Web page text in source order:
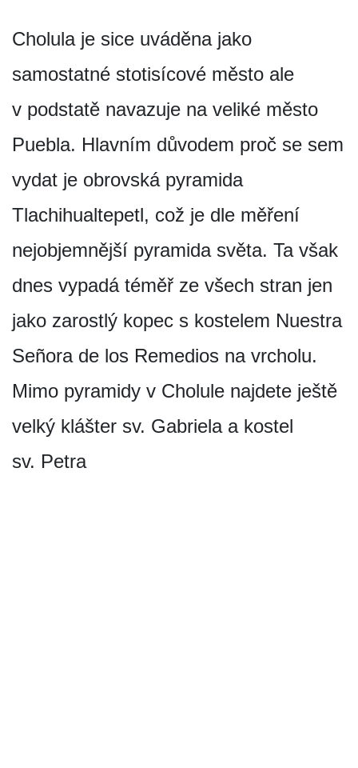
Cholula je sice uváděna jako
samostatné stotisícové město ale
v podstatě navazuje na veliké město
Puebla. Hlavním důvodem proč se sem
vydat je obrovská pyramida
Tlachihualtepetl, což je dle měření
nejobjemnější pyramida světa. Ta však
dnes vypadá téměř ze všech stran jen
jako zarostlý kopec s kostelem Nuestra
Señora de los Remedios na vrcholu.
Mimo pyramidy v Cholule najdete ještě
velký klášter sv. Gabriela a kostel
sv. Petra